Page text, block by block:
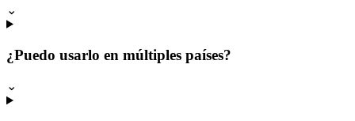
⌄
¿Puedo usarlo en múltiples países?
⌄